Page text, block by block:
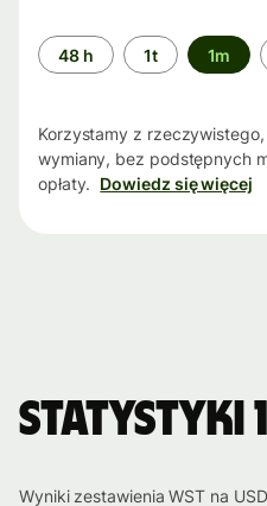
Przedział
czasu
48 h 1t 1m
Korzystamy z
wymiany, bez podstępnych
opłaty. Dowiedz się więcej
Statystyki 1
Wyniki zestawienia WST na